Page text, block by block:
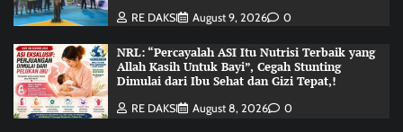
RE DAKSI August 9, 2026 0
NRL: “Percayalah ASI Itu Nutrisi Terbaik yang
Allah Kasih Untuk Bayi”, Cegah Stunting
Dimulai dari Ibu Sehat dan Gizi Tepat,!
RE DAKSI August 8, 2026 0